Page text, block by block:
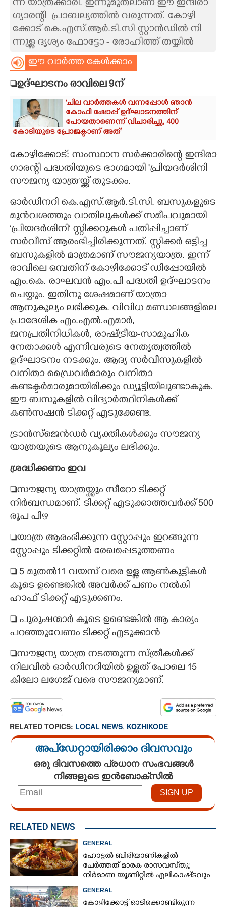
CARTOONS
LITERATURE
CONTACT US
ന്ന​ ​യാ​ത്ര​ക്കാ​രി.​ ​ഇ​ന്നു​മു​ത​ലാ​ണ് ​ഈ​ ​ഇ​ന്ദി​രാ ​
ഗ്യാ​ര​ന്റി​ ​ ​പ്രാ​ബ​ല്യ​ത്തി​ൽ​ ​വ​രു​ന്ന​ത്.​ ​കോ​ഴി​
ക്കോ​ട് ​കെ.​എ​സ്.​ആ​ർ.​ടി.​സി​ ​സ്റ്റാ​ൻ​ഡി​ൽ​ ​നി​
ന്നു​ള്ള​ ​ദൃ​ശ്യം ഫോട്ടോ - രോ​ഹി​ത്ത് ​ത​യ്യിൽ
ഈ വാർത്ത കേൾക്കാം
ഉദ്ഘാടനം രാവിലെ 9ന്
'ചില വാർത്തകൾ വന്നപ്പോൾ ഞാൻ
കോഫി ഷോപ്പ് ഉദ്ഘാടനത്തിന്
പോയതാണെന്ന് വിചാരിച്ചു, 400
കോടിയുടെ പ്രോജക്ടാണ് അത്'
കോഴിക്കോട്: സംസ്ഥാന സർക്കാരിന്റെ ഇന്ദിരാ
ഗാരന്റി പദ്ധതിയുടെ ഭാഗമായി 'പ്രിയദർശിനി
സൗജന്യ യാത്ര’യ്ക്ക് തുടക്കം.
ഓർഡിനറി കെ.എസ്.ആർ.ടി.സി. ബസുകളുടെ
മുൻവശത്തും വാതിലുകൾക്ക് സമീപവുമായി
‘പ്രിയദർശിനി’ സ്റ്റിക്കറുകൾ പതിപ്പിച്ചാണ്
സർവീസ് ആരംഭിച്ചിരിക്കുന്നത്. സ്റ്റിക്കർ ഒട്ടിച്ച
ബസുകളിൽ മാത്രമാണ് സൗജന്യയാത്ര. ഇന്ന്
രാവിലെ ഒന്പതിന് കോഴിക്കോട് ഡിപ്പോയിൽ
എം.കെ. രാഘവൻ എം.പി പദ്ധതി ഉദ്ഘാടനം
ചെയ്യും. ഇതിനു ശേഷമാണ് യാത്രാ
ആനുകൂല്യം ലഭിക്കുക. വിവിധ മണ്ഡലങ്ങളിലെ
പ്രാദേശിക എം.എൽ.എമാർ,
ജനപ്രതിനിധികൾ, രാഷ്ട്രീയ-സാമൂഹിക
നേതാക്കൾ എന്നിവരുടെ നേതൃത്വത്തിൽ
ഉദ്ഘാടനം നടക്കും. ആദ്യ സർവീസുകളിൽ
വനിതാ ഡ്രൈവർമാരും വനിതാ
കണ്ടക്ടർമാരുമായിരിക്കും ഡ്യൂട്ടിയിലുണ്ടാകുക.
ഈ ബസുകളിൽ വിദ്യാർത്ഥിനികൾക്ക്
കൺസഷൻ ടിക്കറ്റ് എടുക്കേണ്ട.
ട്രാൻസ്ജെൻഡർ വ്യക്തികൾക്കും സൗജന്യ
യാത്രയുടെ ആനുകൂല്യം ലഭിക്കും.
ശ്രദ്ധിക്കണം ഇവ
സൗജന്യ യാത്രയ്ക്കും സീറോ ടിക്കറ്റ്
നിർബന്ധമാണ്. ടിക്കറ്റ് എടുക്കാത്തവർക്ക് 500
രൂപ പിഴ
യാത്ര ആരംഭിക്കുന്ന സ്റ്റോപ്പും ഇറങ്ങുന്ന
സ്റ്റോപ്പും ടിക്കറ്റിൽ രേഖപ്പെടുത്തണം
5 മുതൽ11 വയസ് വരെ ഉള്ള ആൺകുട്ടികൾ
കൂടെ ഉണ്ടെങ്കിൽ അവർക്ക് പണം നൽകി
ഹാഫ് ടിക്കറ്റ് എടുക്കണം.
പുരുഷന്മാർ കൂടെ ഉണ്ടെങ്കിൽ ആ കാര്യം
പറഞ്ഞുവേണം ടിക്കറ്റ് എടുക്കാൻ
സൗജന്യ യാത്ര നടത്തുന്ന സ്ത്രീകൾക്ക്
നിലവിൽ ഓർഡിനറിയിൽ ഉള്ളത് പോലെ 15
കിലോ ലഗേജ് വരെ സൗജന്യമാണ്.
RELATED TOPICS: LOCAL NEWS, KOZHIKODE
അപ്ഡേറ്റായിരിക്കാം ദിവസവും
ഒരു ദിവസത്തെ പ്രധാന സംഭവങ്ങൾ
നിങ്ങളുടെ ഇൻബോക്സിൽ
RELATED NEWS
GENERAL
ഹോട്ടൽ ബിരിയാണികളിൽ
ചേർത്തത് മാരക രാസവസ്‌തു;
നിർമാണ യൂണിറ്റിൽ എലികാഷ്‌ടവും
GENERAL
കോഴിക്കോട്ട് ഓടിക്കൊണ്ടിരുന്ന